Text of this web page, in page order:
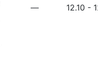
— 12.10 -